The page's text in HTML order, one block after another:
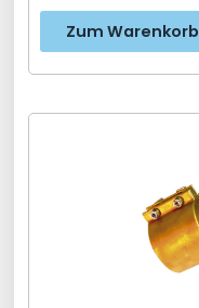
Zum Warenkorb